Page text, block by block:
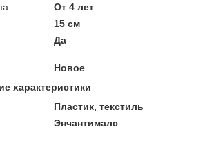
От 4 лет
15 см
Да
Новое
характеристики
Пластик, текстиль
Энчантималс